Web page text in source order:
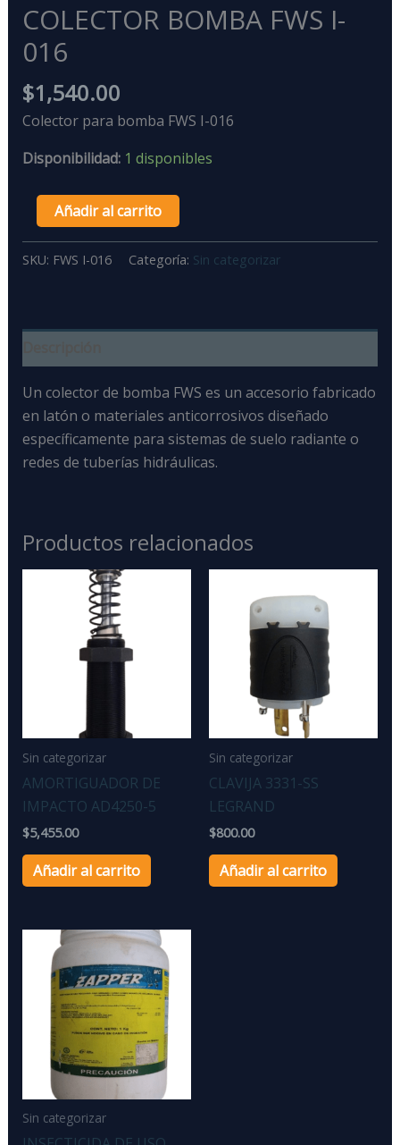
COLECTOR BOMBA FWS I-
016
$1,540.00
Colector para bomba FWS I-016
Disponibilidad: 1 disponibles
Añadir al carrito
SKU: FWS I-016 Categoría: Sin categorizar
Un colector de bomba FWS es un accesorio fabricado
en latón o materiales anticorrosivos diseñado
específicamente para sistemas de suelo radiante o
redes de tuberías hidráulicas.
Productos relacionados
Sin categorizar
AMORTIGUADOR DE
IMPACTO AD4250-5
$5,455.00
Añadir al carrito
Sin categorizar
CLAVIJA 3331-SS
LEGRAND
$800.00
Añadir al carrito
Sin categorizar